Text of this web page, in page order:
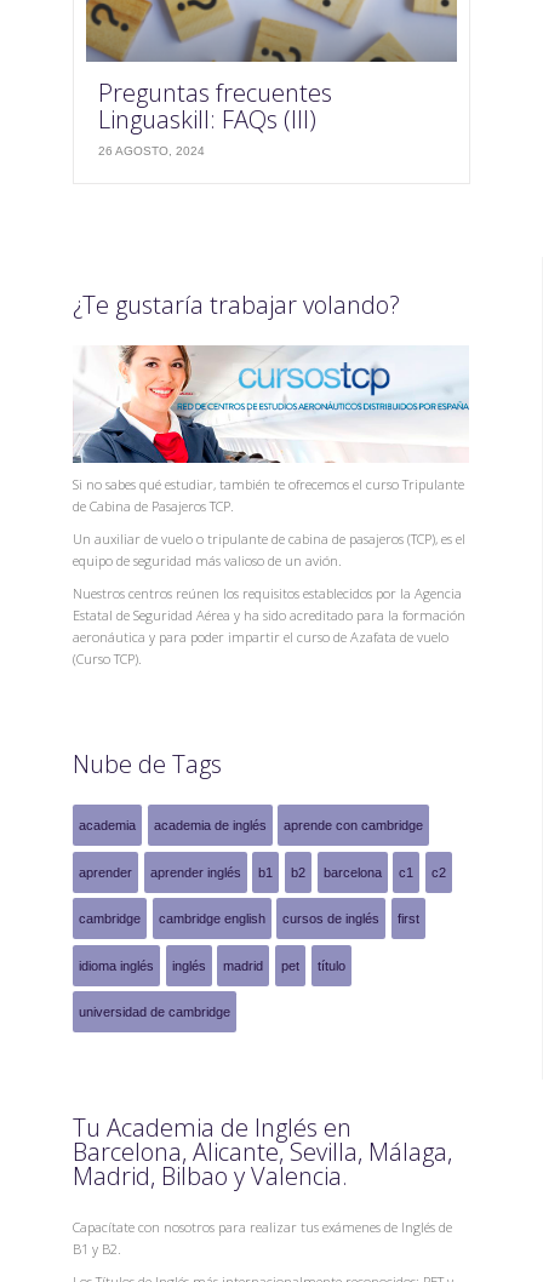
Preguntas frecuentes
Linguaskill: FAQs (III)
26 AGOSTO, 2024
¿Te gustaría trabajar volando?
Si no sabes qué estudiar, también te ofrecemos el curso Tripulante
de Cabina de Pasajeros TCP.
Un auxiliar de vuelo o tripulante de cabina de pasajeros (TCP), es el
equipo de seguridad más valioso de un avión.
Nuestros centros reúnen los requisitos establecidos por la Agencia
Estatal de Seguridad Aérea y ha sido acreditado para la formación
aeronáutica y para poder impartir el curso de Azafata de vuelo
(Curso TCP).
Nube de Tags
academia academia de inglés aprende con cambridge
aprender aprender inglés b1 b2 barcelona c1 c2
cambridge cambridge english cursos de inglés first
idioma inglés inglés madrid pet título
universidad de cambridge
Tu Academia de Inglés en
Barcelona, Alicante, Sevilla, Málaga,
Madrid, Bilbao y Valencia.
Capacítate con nosotros para realizar tus exámenes de Inglés de
B1 y B2.